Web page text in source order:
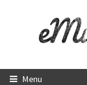
Menu